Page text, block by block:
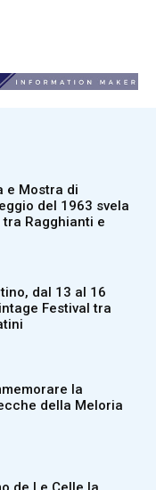
e Mostra di
del 1963 svela
Ragghianti e
dal 13 al 16
Festival tra
la
della Meloria